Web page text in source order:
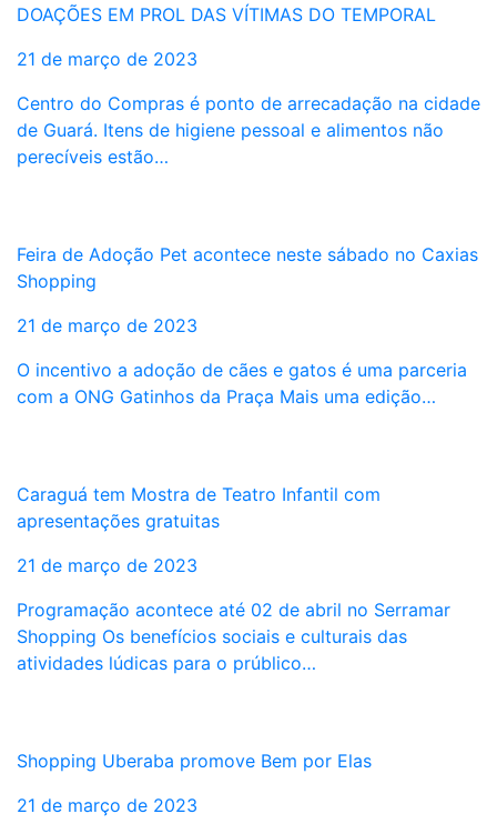
DOAÇÕES EM PROL DAS VÍTIMAS DO TEMPORAL
21 de março de 2023
Centro do Compras é ponto de arrecadação na cidade
de Guará. Itens de higiene pessoal e alimentos não
perecíveis estão…
Feira de Adoção Pet acontece neste sábado no Caxias
Shopping
21 de março de 2023
O incentivo a adoção de cães e gatos é uma parceria
com a ONG Gatinhos da Praça Mais uma edição…
Caraguá tem Mostra de Teatro Infantil com
apresentações gratuitas
21 de março de 2023
Programação acontece até 02 de abril no Serramar
Shopping Os benefícios sociais e culturais das
atividades lúdicas para o prúblico…
Shopping Uberaba promove Bem por Elas
21 de março de 2023